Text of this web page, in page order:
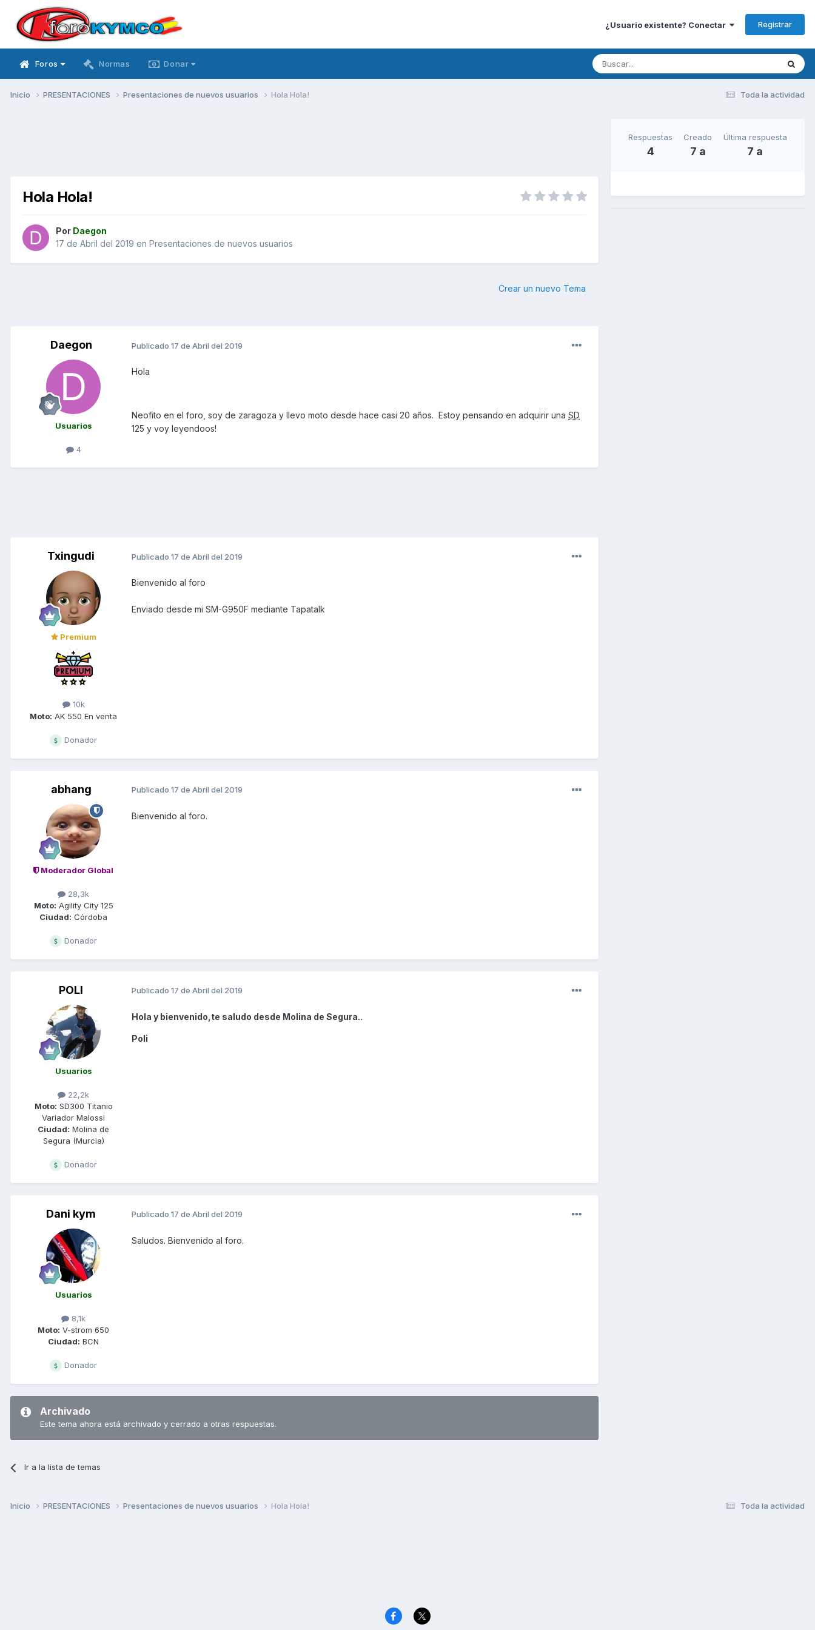
¿Usuario existente? Conectar Registrar
Foros Normas Donar
Toda la actividad
Inicio PRESENTACIONES Presentaciones de nuevos usuarios Hola Hola!
Hola Hola!
Por Daegon
17 de Abril del 2019 en Presentaciones de nuevos usuarios
Crear un nuevo Tema
Daegon
Usuarios
4
Publicado 17 de Abril del 2019
Hola
Neofito en el foro, soy de zaragoza y llevo moto desde hace casi 20 años. Estoy pensando en adquirir una SD
125 y voy leyendoos!
Txingudi
Premium
10k
Moto: AK 550 En venta
Donador
Publicado 17 de Abril del 2019
Bienvenido al foro
Enviado desde mi SM-G950F mediante Tapatalk
abhang
Moderador Global
28,3k
Moto: Agility City 125
Ciudad: Córdoba
Donador
Publicado 17 de Abril del 2019
Bienvenido al foro.
POLI
Usuarios
22,2k
Moto: SD300 Titanio
Variador Malossi
Ciudad: Molina de
Segura (Murcia)
Donador
Publicado 17 de Abril del 2019
Hola y bienvenido,te saludo desde Molina de Segura..
Poli
Dani kym
Usuarios
8,1k
Moto: V-strom 650
Ciudad: BCN
Donador
Publicado 17 de Abril del 2019
Saludos. Bienvenido al foro.
Archivado
Este tema ahora está archivado y cerrado a otras respuestas.
Ir a la lista de temas
Respuestas
4
Creado
7 a
Última respuesta
7 a
Toda la actividad
Inicio PRESENTACIONES Presentaciones de nuevos usuarios Hola Hola!